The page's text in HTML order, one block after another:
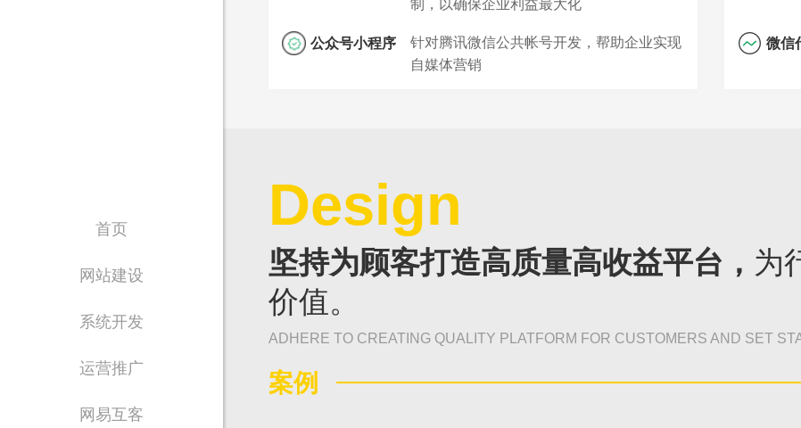
首页
网站建设
系统开发
运营推广
网易互客
制，以确保企业利益最大化
公众号小程序
针对腾讯微信公共帐号开发，帮助企业实现
自媒体营销
微信
Design
坚持为顾客打造高质量高收益平台， 为
价值。
ADHERE TO CREATING QUALITY PLATFORM FOR CUSTOMERS AND SET
案例